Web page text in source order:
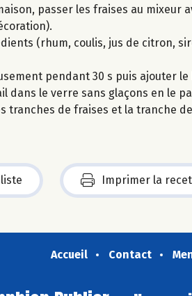
passer les fraises au
(rhum, coulis, jus de citron,
pendant 30 s puis ajouter le
dans le verre sans glaçons en le
tranches de fraises et la tranche
Imprimer la
Accueil Contact